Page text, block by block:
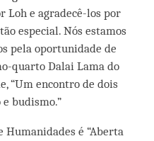
Loh e agradecê-los por
especial. Nós estamos
pela oportunidade de
quarto Dalai Lama do
“Um encontro de dois
budismo.”
Humanidades é “Aberta